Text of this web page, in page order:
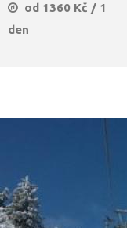
od 1360 Kč / 1
den